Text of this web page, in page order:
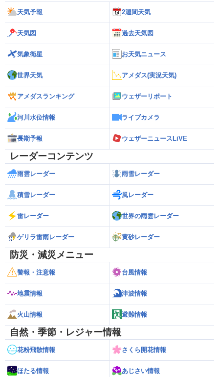
天気予報 2週間天気
天気図 過去天気図
気象衛星 お天気ニュース
世界天気 アメダス(実況天気)
アメダスランキング ウェザーリポート
河川水位情報 ライブカメラ
長期予報 ウェザーニュースLiVE
レーダーコンテンツ
雨雲レーダー 雨雪レーダー
積雪レーダー 風レーダー
雷レーダー 世界の雨雲レーダー
ゲリラ雷雨レーダー 黄砂レーダー
防災・減災メニュー
警報・注意報 台風情報
地震情報 津波情報
火山情報 避難情報
自然・季節・レジャー情報
花粉飛散情報 さくら開花情報
ほたる情報 あじさい情報